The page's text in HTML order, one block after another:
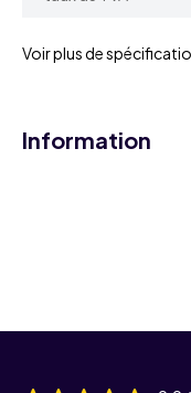
Voir plus de
Information